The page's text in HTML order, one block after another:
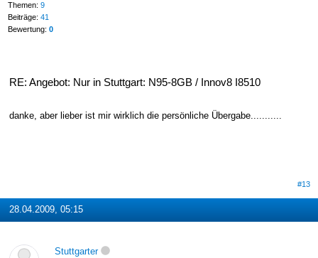
Themen: 9
Beiträge: 41
Bewertung: 0
RE: Angebot: Nur in Stuttgart: N95-8GB / Innov8 I8510
danke, aber lieber ist mir wirklich die persönliche Übergabe...........
#13
28.04.2009, 05:15
Stuttgarter